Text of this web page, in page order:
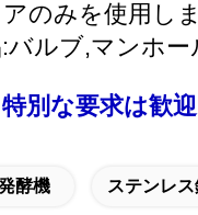
のみを使用し
バルブ,マンホー
別な要求は歓
酵機 ステンレ